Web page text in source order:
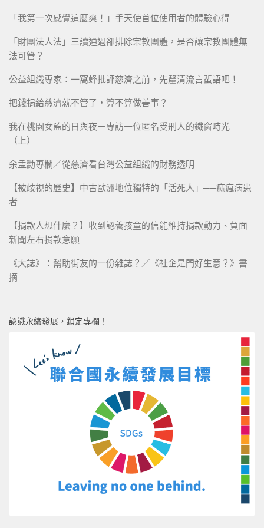
「我第一次感覺這麼爽！」手天使首位使用者的體驗心得
「財團法人法」三讀通過卻排除宗教團體，是否讓宗教團體無
法可管？
公益組織專家：一窩蜂批評慈濟之前，先釐清流言蜚語吧！
把錢捐給慈濟就不管了，算不算做善事？
我在桃園女監的日與夜－專訪一位匿名受刑人的鐵窗時光
（上）
余孟勳專欄／從慈濟看台灣公益組織的財務透明
【被歧視的歷史】中古歐洲地位獨特的「活死人」──痲瘋病患
者
【捐款人想什麼？】收到認養孩童的信能維持捐款動力、負面
新聞左右捐款意願
《大誌》：幫助街友的一份雜誌？／《社企是門好生意？》書
摘
認識永續發展，鎖定專欄！